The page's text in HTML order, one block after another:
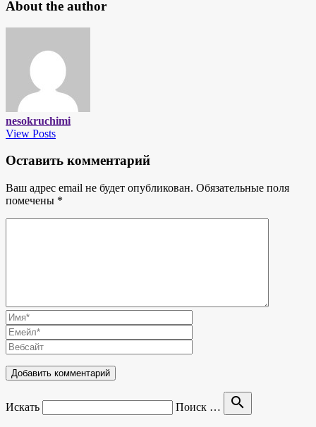
About the author
nesokruchimi
View Posts
Оставить комментарий
Ваш адрес email не будет опубликован. Обязательные поля
помечены *
Искать Поиск … search